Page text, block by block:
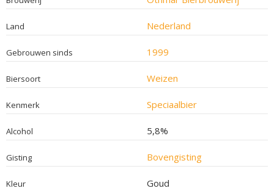
Land Nederland
Gebrouwen sinds 1999
Biersoort Weizen
Kenmerk Speciaalbier
Alcohol 5,8%
Gisting Bovengisting
Kleur Goud